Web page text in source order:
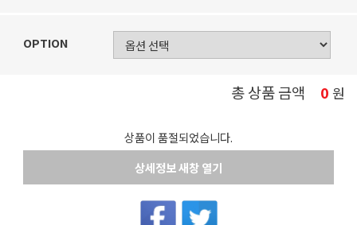
OPTION
총 상품 금액 0 원
상품이 품절되었습니다.
상세정보 새창 열기